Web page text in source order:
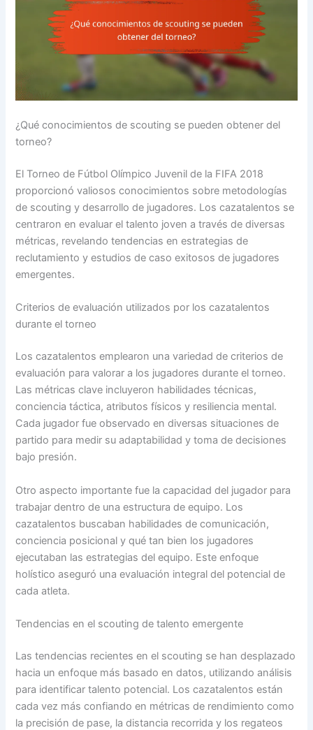
¿Qué conocimientos de scouting se pueden obtener del
torneo?
El Torneo de Fútbol Olímpico Juvenil de la FIFA 2018
proporcionó valiosos conocimientos sobre metodologías
de scouting y desarrollo de jugadores. Los cazatalentos se
centraron en evaluar el talento joven a través de diversas
métricas, revelando tendencias en estrategias de
reclutamiento y estudios de caso exitosos de jugadores
emergentes.
Criterios de evaluación utilizados por los cazatalentos
durante el torneo
Los cazatalentos emplearon una variedad de criterios de
evaluación para valorar a los jugadores durante el torneo.
Las métricas clave incluyeron habilidades técnicas,
conciencia táctica, atributos físicos y resiliencia mental.
Cada jugador fue observado en diversas situaciones de
partido para medir su adaptabilidad y toma de decisiones
bajo presión.
Otro aspecto importante fue la capacidad del jugador para
trabajar dentro de una estructura de equipo. Los
cazatalentos buscaban habilidades de comunicación,
conciencia posicional y qué tan bien los jugadores
ejecutaban las estrategias del equipo. Este enfoque
holístico aseguró una evaluación integral del potencial de
cada atleta.
Tendencias en el scouting de talento emergente
Las tendencias recientes en el scouting se han desplazado
hacia un enfoque más basado en datos, utilizando análisis
para identificar talento potencial. Los cazatalentos están
cada vez más confiando en métricas de rendimiento como
la precisión de pase, la distancia recorrida y los regateos